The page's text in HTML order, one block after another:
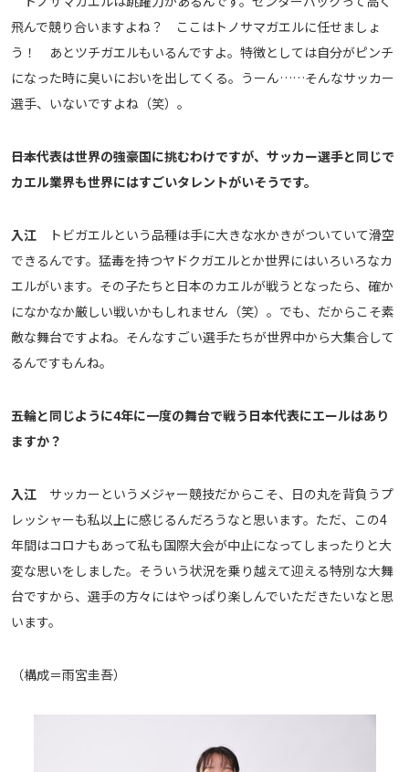
飛んで競り合いますよね？ ここはトノサマガエルに任せましょ
う！ あとツチガエルもいるんですよ。特徴としては自分がピンチ
になった時に臭いにおいを出してくる。うーん……そんなサッカー
選手、いないですよね（笑）。
――日本代表は世界の強豪国に挑むわけですが、サッカー選手と同じで
カエル業界も世界にはすごいタレントがいそうです。
入江 トビガエルという品種は手に大きな水かきがついていて滑空
できるんです。猛毒を持つヤドクガエルとか世界にはいろいろなカ
エルがいます。その子たちと日本のカエルが戦うとなったら、確か
になかなか厳しい戦いかもしれません（笑）。でも、だからこそ素
敵な舞台ですよね。そんなすごい選手たちが世界中から大集合して
るんですもんね。
――五輪と同じように4年に一度の舞台で戦う日本代表にエールはあり
ますか？
入江 サッカーというメジャー競技だからこそ、日の丸を背負うプ
レッシャーも私以上に感じるんだろうなと思います。ただ、この4
年間はコロナもあって私も国際大会が中止になってしまったりと大
変な思いをしました。そういう状況を乗り越えて迎える特別な大舞
台ですから、選手の方々にはやっぱり楽しんでいただきたいなと思
います。
（構成＝雨宮圭吾）